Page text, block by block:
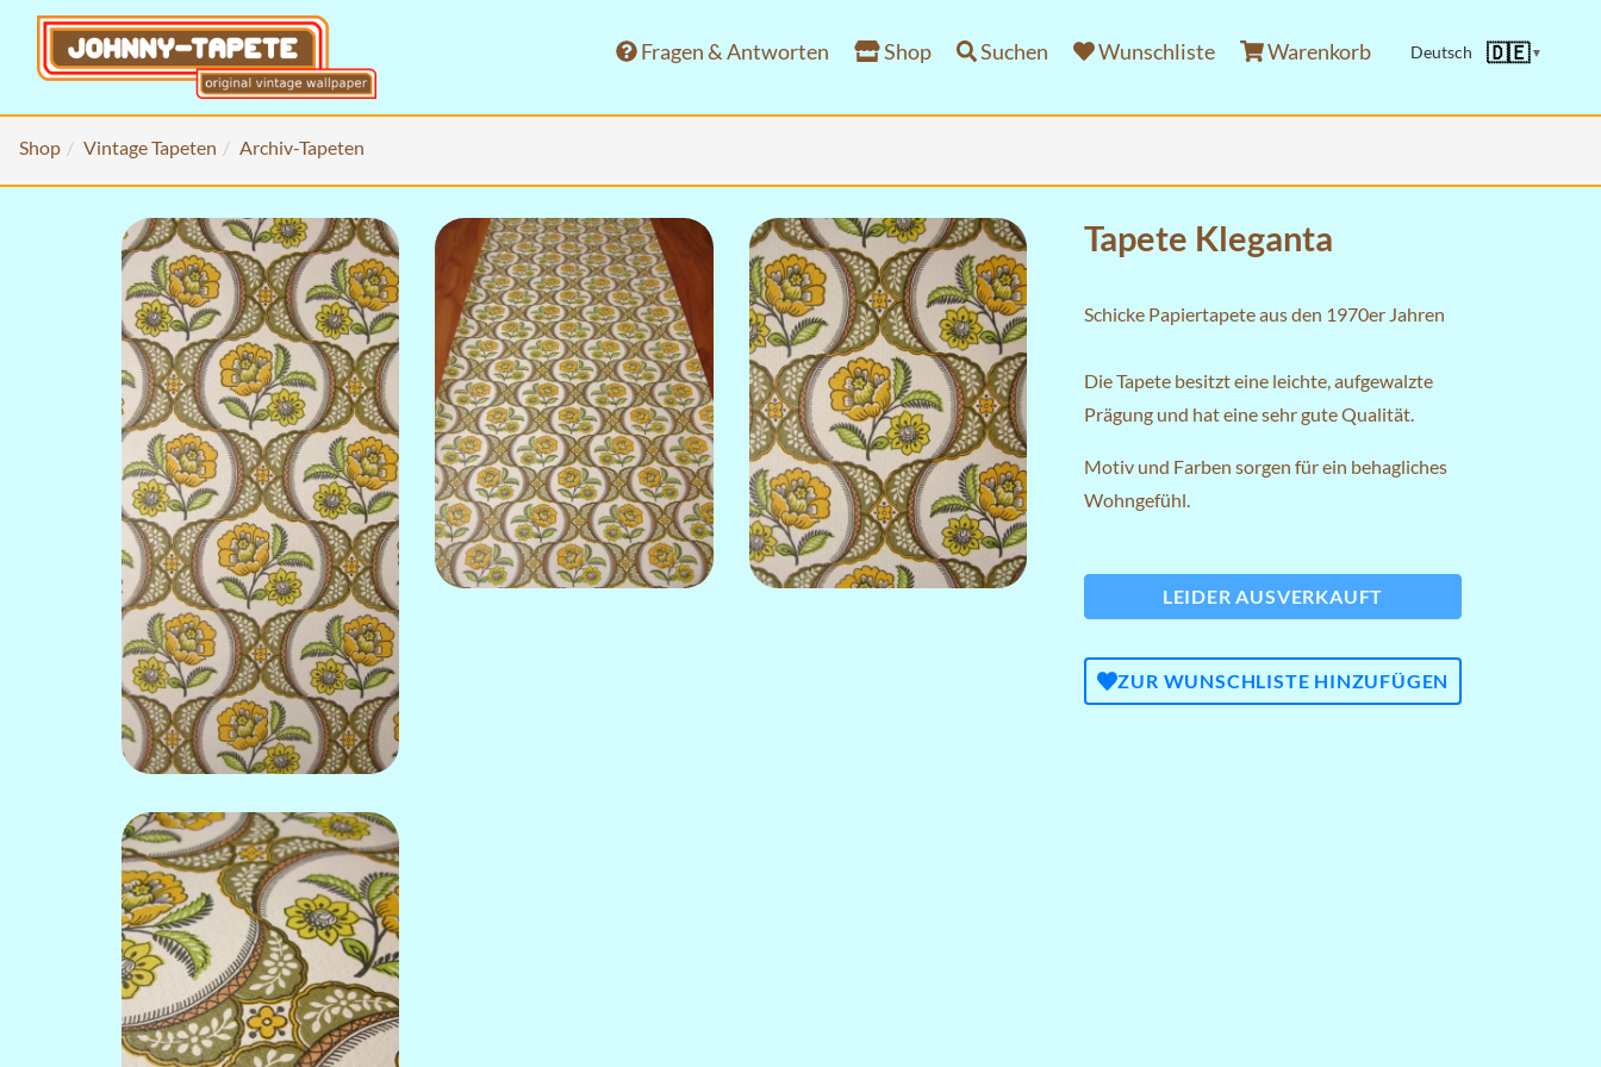
Fragen & Antworten Shop Suchen Wunschliste Warenkorb Deutsch 🇩🇪▼
Shop Vintage Tapeten Archiv-Tapeten
Tapete Kleganta
Schicke Papiertapete aus den 1970er Jahren
Die Tapete besitzt eine leichte, aufgewalzte
Prägung und hat eine sehr gute Qualität.
Motiv und Farben sorgen für ein behagliches
Wohngefühl.
LEIDER AUSVERKAUFT
ZUR WUNSCHLISTE HINZUFÜGEN